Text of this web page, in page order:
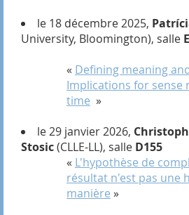
le 18 décembre 2025,
University, Bloomington), salle
« Defining meaning
Implications for
time »
le 29 janvier 2026,
Stosic(CLLE-LL), salle D155
« L'hypothèse de
résultat n'est pas une
manière »